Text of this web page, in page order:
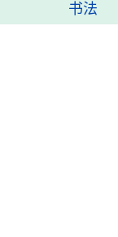
书法